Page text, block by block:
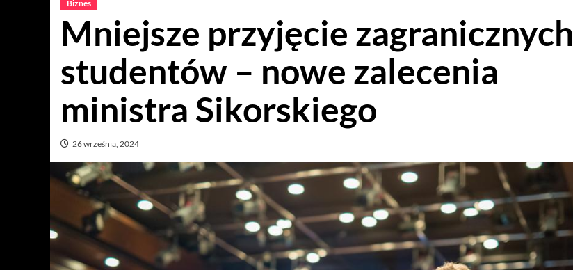
Biznes
Mniejsze przyjęcie zagranicznych
studentów – nowe zalecenia
ministra Sikorskiego
26 września, 2024